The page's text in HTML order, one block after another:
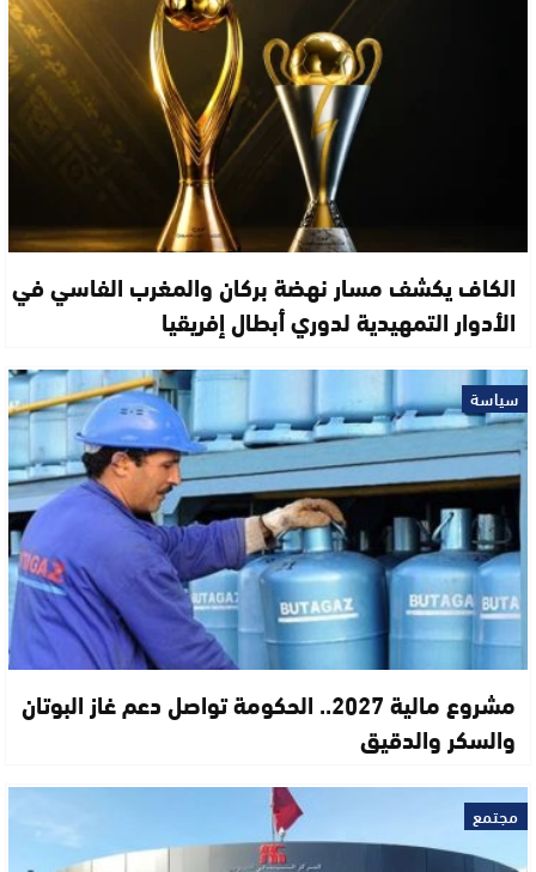
الكاف يكشف مسار نهضة بركان والمغرب الفاسي في
الأدوار التمهيدية لدوري أبطال إفريقيا
سياسة
مشروع مالية 2027.. الحكومة تواصل دعم غاز البوتان
والسكر والدقيق
مجتمع